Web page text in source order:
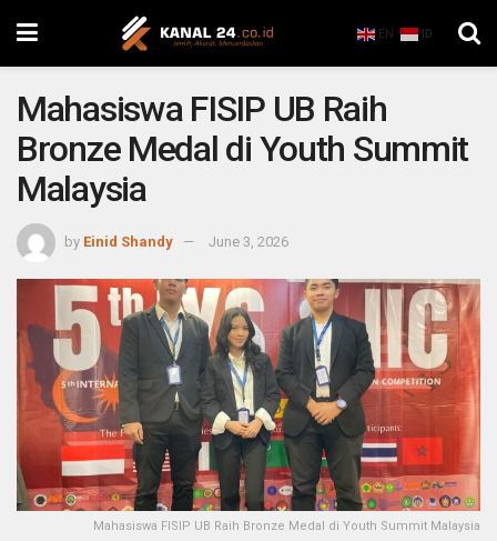
EN ID
Mahasiswa FISIP UB Raih
Bronze Medal di Youth Summit
Malaysia
by Einid Shandy June 3, 2026
Mahasiswa FISIP UB Raih Bronze Medal di Youth Summit Malaysia